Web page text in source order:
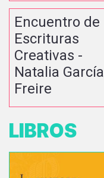
Encuentro de
Escrituras
Creativas -
Natalia García
Freire
LIBROS